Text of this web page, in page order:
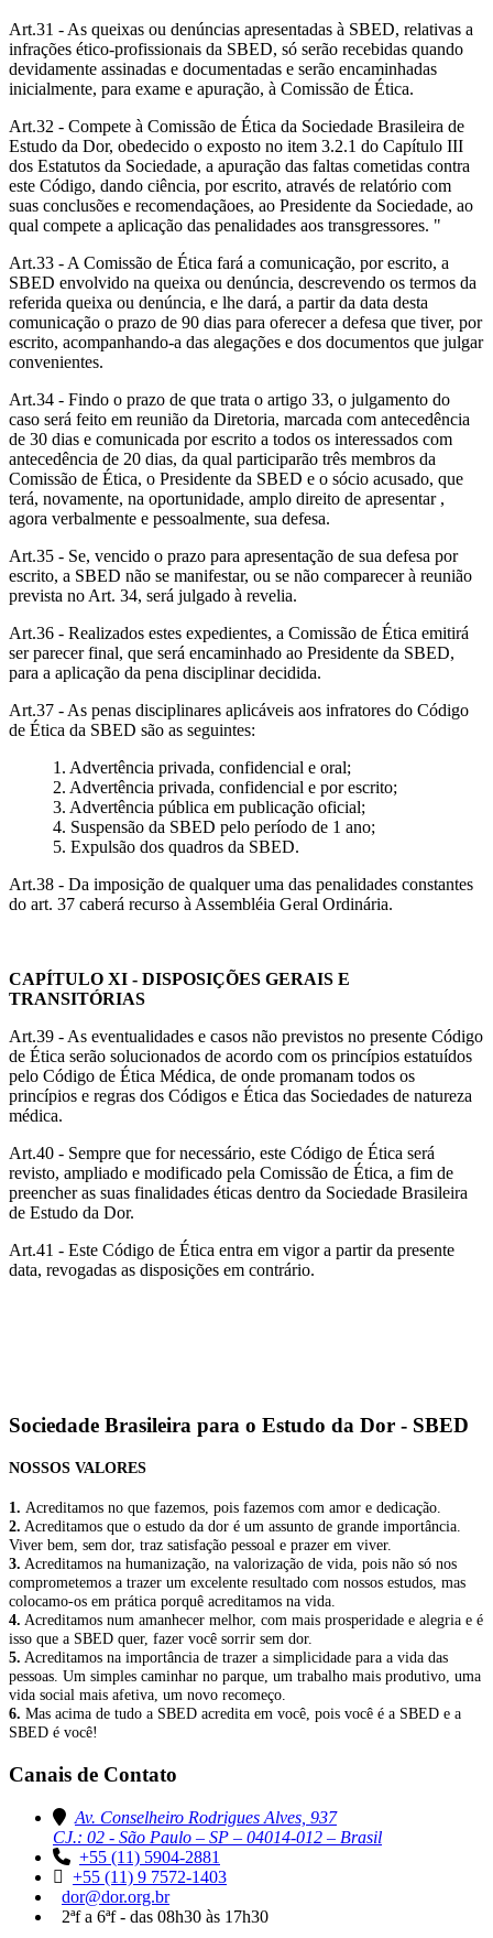
Art.31 - As queixas ou denúncias apresentadas à SBED, relativas a
infrações ético-profissionais da SBED, só serão recebidas quando
devidamente assinadas e documentadas e serão encaminhadas
inicialmente, para exame e apuração, à Comissão de Ética.
Art.32 - Compete à Comissão de Ética da Sociedade Brasileira de
Estudo da Dor, obedecido o exposto no item 3.2.1 do Capítulo III
dos Estatutos da Sociedade, a apuração das faltas cometidas contra
este Código, dando ciência, por escrito, através de relatório com
suas conclusões e recomendaçãoes, ao Presidente da Sociedade, ao
qual compete a aplicação das penalidades aos transgressores. "
Art.33 - A Comissão de Ética fará a comunicação, por escrito, a
SBED envolvido na queixa ou denúncia, descrevendo os termos da
referida queixa ou denúncia, e lhe dará, a partir da data desta
comunicação o prazo de 90 dias para oferecer a defesa que tiver, por
escrito, acompanhando-a das alegações e dos documentos que julgar
convenientes.
Art.34 - Findo o prazo de que trata o artigo 33, o julgamento do
caso será feito em reunião da Diretoria, marcada com antecedência
de 30 dias e comunicada por escrito a todos os interessados com
antecedência de 20 dias, da qual participarão três membros da
Comissão de Ética, o Presidente da SBED e o sócio acusado, que
terá, novamente, na oportunidade, amplo direito de apresentar ,
agora verbalmente e pessoalmente, sua defesa.
Art.35 - Se, vencido o prazo para apresentação de sua defesa por
escrito, a SBED não se manifestar, ou se não comparecer à reunião
prevista no Art. 34, será julgado à revelia.
Art.36 - Realizados estes expedientes, a Comissão de Ética emitirá
ser parecer final, que será encaminhado ao Presidente da SBED,
para a aplicação da pena disciplinar decidida.
Art.37 - As penas disciplinares aplicáveis aos infratores do Código
de Ética da SBED são as seguintes:
1. Advertência privada, confidencial e oral;
2. Advertência privada, confidencial e por escrito;
3. Advertência pública em publicação oficial;
4. Suspensão da SBED pelo período de 1 ano;
5. Expulsão dos quadros da SBED.
Art.38 - Da imposição de qualquer uma das penalidades constantes
do art. 37 caberá recurso à Assembléia Geral Ordinária.
CAPÍTULO XI - DISPOSIÇÕES GERAIS E
TRANSITÓRIAS
Art.39 - As eventualidades e casos não previstos no presente Código
de Ética serão solucionados de acordo com os princípios estatuídos
pelo Código de Ética Médica, de onde promanam todos os
princípios e regras dos Códigos e Ética das Sociedades de natureza
médica.
Art.40 - Sempre que for necessário, este Código de Ética será
revisto, ampliado e modificado pela Comissão de Ética, a fim de
preencher as suas finalidades éticas dentro da Sociedade Brasileira
de Estudo da Dor.
Art.41 - Este Código de Ética entra em vigor a partir da presente
data, revogadas as disposições em contrário.
Sociedade Brasileira para o Estudo da Dor - SBED
NOSSOS VALORES
1. Acreditamos no que fazemos, pois fazemos com amor e dedicação.
2. Acreditamos que o estudo da dor é um assunto de grande importância.
Viver bem, sem dor, traz satisfação pessoal e prazer em viver.
3. Acreditamos na humanização, na valorização de vida, pois não só nos
comprometemos a trazer um excelente resultado com nossos estudos, mas
colocamo-os em prática porquê acreditamos na vida.
4. Acreditamos num amanhecer melhor, com mais prosperidade e alegria e é
isso que a SBED quer, fazer você sorrir sem dor.
5. Acreditamos na importância de trazer a simplicidade para a vida das
pessoas. Um simples caminhar no parque, um trabalho mais produtivo, uma
vida social mais afetiva, um novo recomeço.
6. Mas acima de tudo a SBED acredita em você, pois você é a SBED e a
SBED é você!
Canais de Contato
Av. Conselheiro Rodrigues Alves, 937
CJ.: 02 - São Paulo – SP – 04014-012 – Brasil
+55 (11) 5904-2881
+55 (11) 9 7572-1403
dor@dor.org.br
2ªf a 6ªf - das 08h30 às 17h30